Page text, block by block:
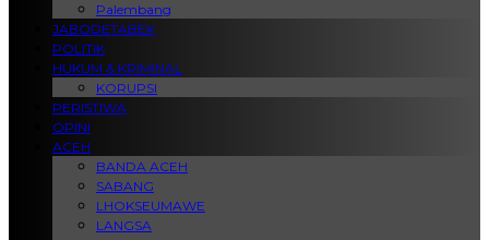
Palembang
JABODETABEK
POLITIK
HUKUM & KRIMINAL
KORUPSI
PERISTIWA
OPINI
ACEH
BANDA ACEH
SABANG
LHOKSEUMAWE
LANGSA